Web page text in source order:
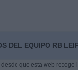
DEL EQUIPO RB
desde que esta web recoge